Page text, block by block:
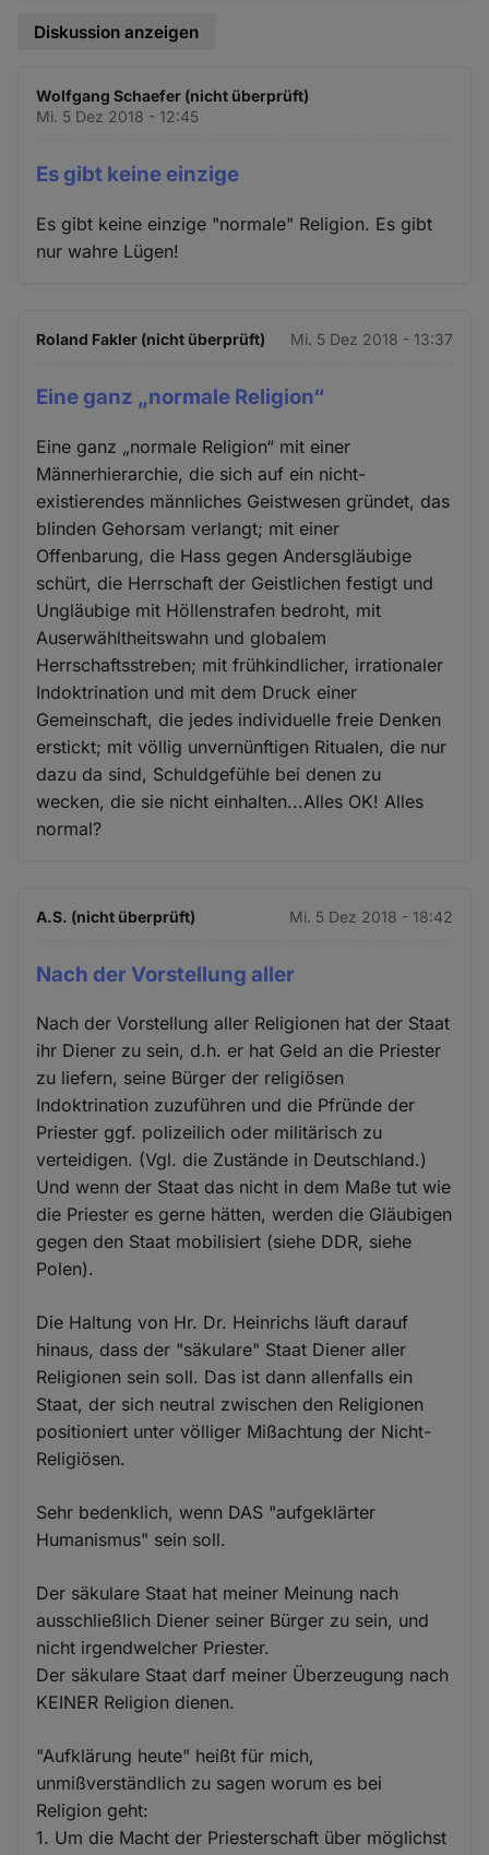
Diskussion anzeigen
Wolfgang Schaefer (nicht überprüft)
Mi. 5 Dez 2018 - 12:45
Es gibt keine einzige
Es gibt keine einzige "normale" Religion. Es gibt
nur wahre Lügen!
Roland Fakler (nicht überprüft) Mi. 5 Dez 2018 - 13:37
Eine ganz „normale Religion“
Eine ganz „normale Religion“ mit einer
Männerhierarchie, die sich auf ein nicht-
existierendes männliches Geistwesen gründet, das
blinden Gehorsam verlangt; mit einer
Offenbarung, die Hass gegen Andersgläubige
schürt, die Herrschaft der Geistlichen festigt und
Ungläubige mit Höllenstrafen bedroht, mit
Auserwähltheitswahn und globalem
Herrschaftsstreben; mit frühkindlicher, irrationaler
Indoktrination und mit dem Druck einer
Gemeinschaft, die jedes individuelle freie Denken
erstickt; mit völlig unvernünftigen Ritualen, die nur
dazu da sind, Schuldgefühle bei denen zu
wecken, die sie nicht einhalten...Alles OK! Alles
normal?
A.S. (nicht überprüft) Mi. 5 Dez 2018 - 18:42
Nach der Vorstellung aller
Nach der Vorstellung aller Religionen hat der Staat
ihr Diener zu sein, d.h. er hat Geld an die Priester
zu liefern, seine Bürger der religiösen
Indoktrination zuzuführen und die Pfründe der
Priester ggf. polizeilich oder militärisch zu
verteidigen. (Vgl. die Zustände in Deutschland.)
Und wenn der Staat das nicht in dem Maße tut wie
die Priester es gerne hätten, werden die Gläubigen
gegen den Staat mobilisiert (siehe DDR, siehe
Polen).
Die Haltung von Hr. Dr. Heinrichs läuft darauf
hinaus, dass der "säkulare" Staat Diener aller
Religionen sein soll. Das ist dann allenfalls ein
Staat, der sich neutral zwischen den Religionen
positioniert unter völliger Mißachtung der Nicht-
Religiösen.
Sehr bedenklich, wenn DAS "aufgeklärter
Humanismus" sein soll.
Der säkulare Staat hat meiner Meinung nach
ausschließlich Diener seiner Bürger zu sein, und
nicht irgendwelcher Priester.
Der säkulare Staat darf meiner Überzeugung nach
KEINER Religion dienen.
"Aufklärung heute" heißt für mich,
unmißverständlich zu sagen worum es bei
Religion geht:
1. Um die Macht der Priesterschaft über möglichst